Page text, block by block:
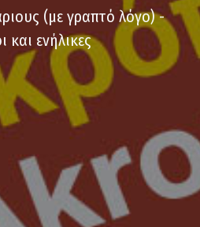
(με γραπτό λόγο) -
και ενήλικες